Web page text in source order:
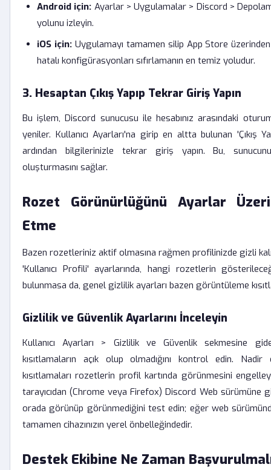
Android için: Ayarlar > Uygulamalar > Discord >
yolunu izleyin.
iOS için:Uygulamayı tamamen silip App Store
hatalı konfigürasyonları sıfırlamanın en temiz yoludur.
3. Hesaptan Çıkış Yapıp Tekrar Giriş Yapın
Bu işlem, Discord sunucusu ile hesabınız arasındaki
yeniler. Kullanıcı Ayarları'na girip en altta bulunan 'Çıkış
ardından bilgilerinizle tekrar giriş yapın. Bu,
oluşturmasını sağlar.
Rozet Görünürlüğünü Ayarlar
Etme
Bazen rozetleriniz aktif olmasına rağmen profilinizde gizli
'Kullanıcı Profili' ayarlarında, hangi rozetlerin
bulunmasa da, genel gizlilik ayarları bazen görüntüleme
Gizlilik ve Güvenlik Ayarlarını İnceleyin
Kullanıcı Ayarları > Gizlilik ve Güvenlik sekmesine
kısıtlamaların açık olup olmadığını kontrol edin.
kısıtlamaları rozetlerin profil kartında görünmesini
tarayıcıdan (Chrome veya Firefox) Discord Web sürümüne
orada görünüp görünmediğini test edin; eğer web
tamamen cihazınızın yerel önbelleğindedir.
Destek Ekibine Ne Zaman